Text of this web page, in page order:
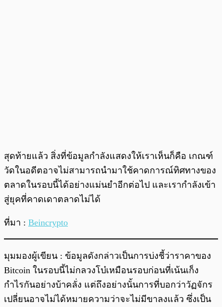
สุดท้ายแล้ว สิ่งที่ข้อมูลกำลังแสดงให้เราเห็นก็คือ เกณฑ์
วัดในอดีตอาจไม่สามารถนำมาใช้คาดการณ์ทิศทางของ
ตลาดในรอบนี้ได้อย่างแม่นยำอีกต่อไป และเรากำลังเข้า
สู่ยุคที่คาดเดาตลาดไม่ได้
ที่มา : Beincrypto
มุมมองผู้เขียน : ข้อมูลดังกล่าวเป็นการบ่งชี้ว่าราคาของ
Bitcoin ในรอบนี้ไม่กลวงโบ๋เหมือนรอบก่อนที่เน้นเก็ง
กำไรกันอย่างบ้าคลั่ง แต่ถึงอย่างนั้นการที่บอกว่าวัฏจักร
เปลี่ยนอาจไม่ได้หมายความว่าจะไม่มีขาลงแล้ว ซึ่งเป็น